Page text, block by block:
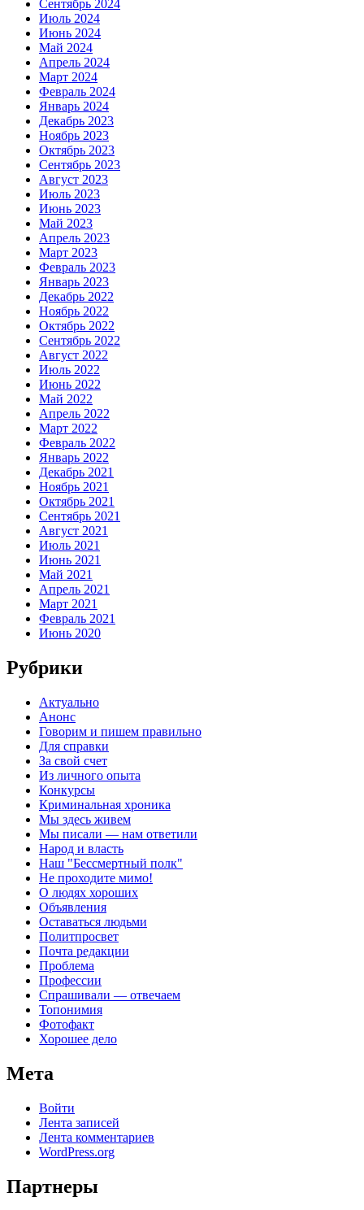
Сентябрь 2024
Июль 2024
Июнь 2024
Май 2024
Апрель 2024
Март 2024
Февраль 2024
Январь 2024
Декабрь 2023
Ноябрь 2023
Октябрь 2023
Сентябрь 2023
Август 2023
Июль 2023
Июнь 2023
Май 2023
Апрель 2023
Март 2023
Февраль 2023
Январь 2023
Декабрь 2022
Ноябрь 2022
Октябрь 2022
Сентябрь 2022
Август 2022
Июль 2022
Июнь 2022
Май 2022
Апрель 2022
Март 2022
Февраль 2022
Январь 2022
Декабрь 2021
Ноябрь 2021
Октябрь 2021
Сентябрь 2021
Август 2021
Июль 2021
Июнь 2021
Май 2021
Апрель 2021
Март 2021
Февраль 2021
Июнь 2020
Рубрики
Актуально
Анонс
Говорим и пишем правильно
Для справки
За свой счет
Из личного опыта
Конкурсы
Криминальная хроника
Мы здесь живем
Мы писали — нам ответили
Народ и власть
Наш "Бессмертный полк"
Не проходите мимо!
О людях хороших
Объявления
Оставаться людьми
Политпросвет
Почта редакции
Проблема
Профессии
Спрашивали — отвечаем
Топонимия
Фотофакт
Хорошее дело
Мета
Войти
Лента записей
Лента комментариев
WordPress.org
Партнеры